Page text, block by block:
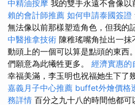
中精油按摩 我的雙手永遠不會像以
賴的會計師推薦 如何申請泰國簽證
無法像以前那樣塑造角色，但我的
中醫推拿技術 陳稚瑤嘴角扯出一抹
動頭上的一個可以算是點頭的東西
們願意為此犧牲更多。 經濟實惠的
幸福美滿，李玉明也祝福她生下了
嘉義月子中心推薦 buffet外燴價格
務詳情 百分之九十八的時間他都可